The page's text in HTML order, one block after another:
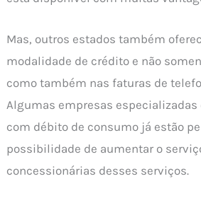
Mas, outros estados também
modalidade de crédito e não
como também nas faturas de
Algumas empresas
com débito de consumo já estão
possibilidade de aumentar o
concessionárias desses serviços.